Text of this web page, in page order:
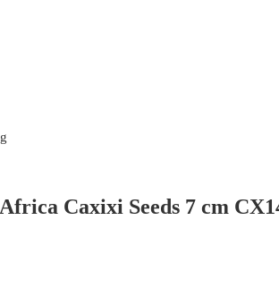
Caxixi Seeds 7 cm